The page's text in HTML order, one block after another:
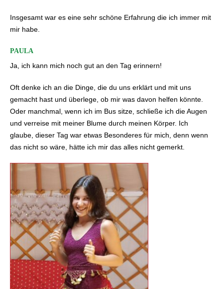
Insgesamt war es eine sehr schöne Erfahrung die ich immer mit
mir habe.
PAULA
Ja, ich kann mich noch gut an den Tag erinnern!
Oft denke ich an die Dinge, die du uns erklärt und mit uns
gemacht hast und überlege, ob mir was davon helfen könnte.
Oder manchmal, wenn ich im Bus sitze, schließe ich die Augen
und verreise mit meiner Blume durch meinen Körper. Ich
glaube, dieser Tag war etwas Besonderes für mich, denn wenn
das nicht so wäre, hätte ich mir das alles nicht gemerkt.